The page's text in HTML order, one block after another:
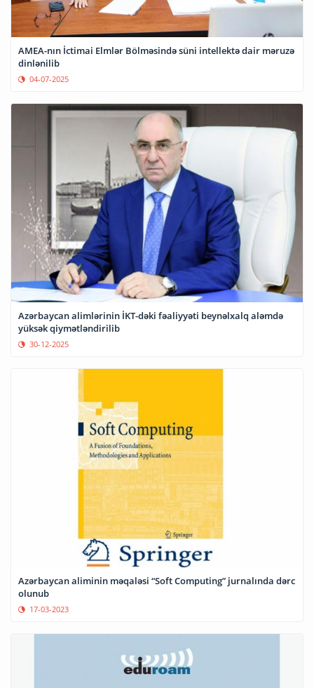
AMEA-nın İctimai Elmlər Bölməsində süni intellektə dair məruzə
dinlənilib
04-07-2025
Azərbaycan alimlərinin İKT-dəki fəaliyyəti beynəlxalq aləmdə
yüksək qiymətləndirilib
30-12-2025
Azərbaycan aliminin məqaləsi “Soft Computing” jurnalında dərc
olunub
17-03-2023